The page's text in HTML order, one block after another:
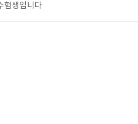
험생입니다.